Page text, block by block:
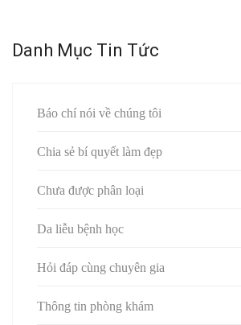
Danh Mục Tin Tức
Báo chí nói về chúng tôi
Chia sẻ bí quyết làm đẹp
Chưa được phân loại
Da liễu bệnh học
Hỏi đáp cùng chuyên gia
Thông tin phòng khám